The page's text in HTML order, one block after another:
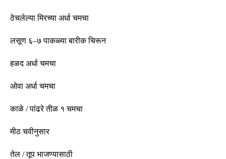
ठेचलेल्या मिरच्या अर्धा चमचा
लसूण ६–७ पाकळ्या बारीक चिरून
हळद अर्धा चमचा
ओवा अर्धा चमचा
काळे /पांढरे तीळ १ चमचा
मीठ चवीनुसार
तेल /तूप भाजण्यासाठी